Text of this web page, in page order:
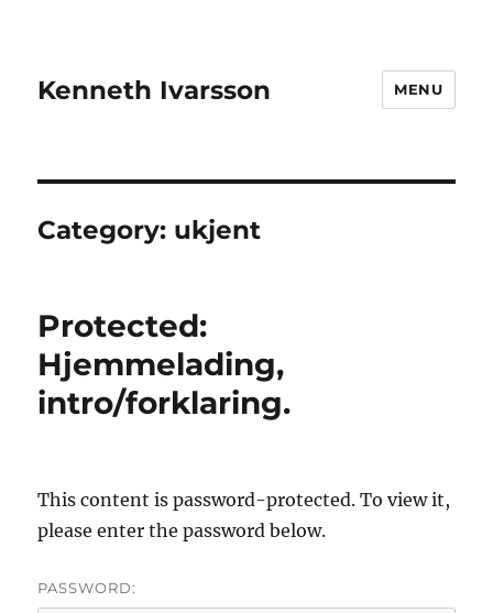
Kenneth Ivarsson MENU
Category: ukjent
Protected:
Hjemmelading,
intro/forklaring.
This content is password-protected. To view it,
please enter the password below.
PASSWORD: